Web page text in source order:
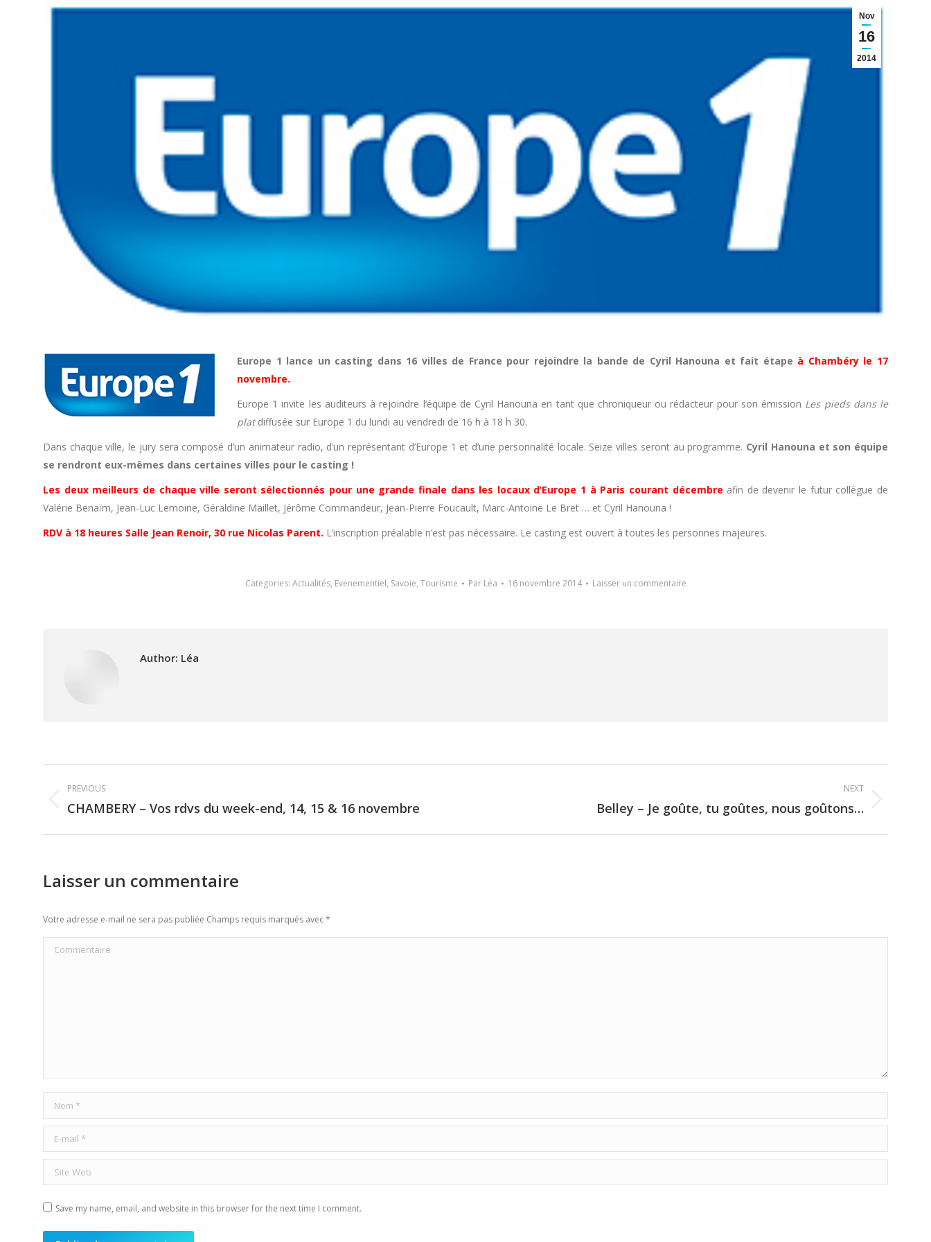
Nov
16
2014
Europe 1 lance un casting dans 16 villes de France pour rejoindre la bande de Cyril Hanouna et fait étape à Chambéry le 17
novembre.
Europe 1 invite les auditeurs à rejoindre l’équipe de Cyril Hanouna en tant que chroniqueur ou rédacteur pour son émission Les pieds dans le
platdiffusée sur Europe 1 du lundi au vendredi de 16 h à 18 h 30.
Dans chaque ville, le jury sera composé d’un animateur radio, d’un représentant d’Europe 1 et d’une personnalité locale. Seize villes seront au programme. Cyril Hanouna et son équipe
se rendront eux-mêmes dans certaines villes pour le casting !
Les deux meilleurs de chaque ville seront sélectionnés pour une grande finale dans les locaux d’Europe 1 à Paris courant décembre afin de devenir le futur collègue de
Valérie Benaïm, Jean-Luc Lemoine, Géraldine Maillet, Jérôme Commandeur, Jean-Pierre Foucault, Marc-Antoine Le Bret … et Cyril Hanouna !
RDV à 18 heures Salle Jean Renoir, 30 rue Nicolas Parent. L’inscription préalable n’est pas nécessaire. Le casting est ouvert à toutes les personnes majeures.
Categories: Actualités, Evenementiel, Savoie, Tourisme Par Léa 16 novembre 2014 Laisser un commentaire
Author: Léa
Post
navigation
PREVIOUS
Previous
CHAMBERY – Vos rdvs du week-end, 14, 15 & 16 novembre
NEXT
Belley – Je goûte, tu goûtes, nous goûtons…
Laisser un commentaire
Votre adresse e-mail ne sera pas publiée Champs requis marqués avec*
Commentaire
Nom *
E-mail *
Site Web
Save my name, email, and website in this browser for the next time I comment.